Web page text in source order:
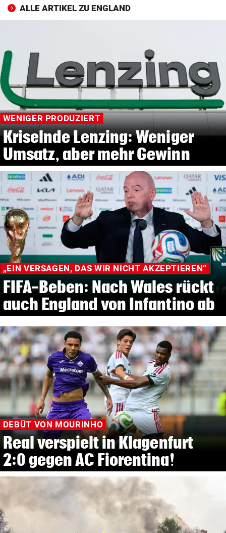
ALLE ARTIKEL ZU ENGLAND
WENIGER PRODUZIERT
Kriselnde Lenzing: Weniger
Umsatz, aber mehr Gewinn
„EIN VERSAGEN, DAS WIR NICHT AKZEPTIEREN“
FIFA-Beben: Nach Wales rückt
auch England von Infantino ab
DEBÜT VON MOURINHO
Real verspielt in Klagenfurt
2:0 gegen AC Fiorentina!